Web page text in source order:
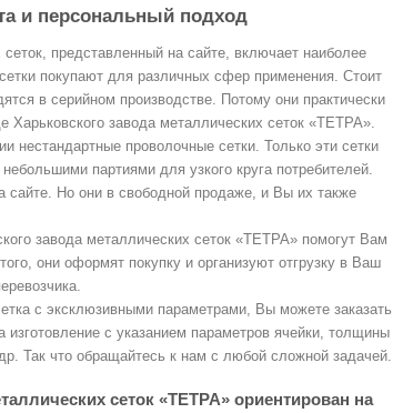
и персональный подход
представленный на сайте, включает наиболее
покупают для различных сфер применения. Стоит
в серийном производстве. Потому они практически
Харьковского завода металлических сеток «ТЕТРА».
нестандартные проволочные сетки. Только эти сетки
партиями для узкого круга потребителей.
сайте. Но они в свободной продаже, и Вы их также
завода металлических сеток «ТЕТРА» помогут Вам
они оформят покупку и организуют отгрузку в Ваш
с эксклюзивными параметрами, Вы можете заказать
изготовление с указанием параметров ячейки, толщины
Так что обращайтесь к нам с любой сложной задачей.
сеток «ТЕТРА» ориентирован на